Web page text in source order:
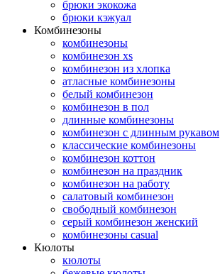
брюки экокожа
брюки кэжуал
Комбинезоны
комбинезоны
комбинезон xs
комбинезон из хлопка
атласные комбинезоны
белый комбинезон
комбинезон в пол
длинные комбинезоны
комбинезон с длинным рукавом
классические комбинезоны
комбинезон коттон
комбинезон на праздник
комбинезон на работу
салатовый комбинезон
свободный комбинезон
серый комбинезон женский
комбинезоны casual
Кюлоты
кюлоты